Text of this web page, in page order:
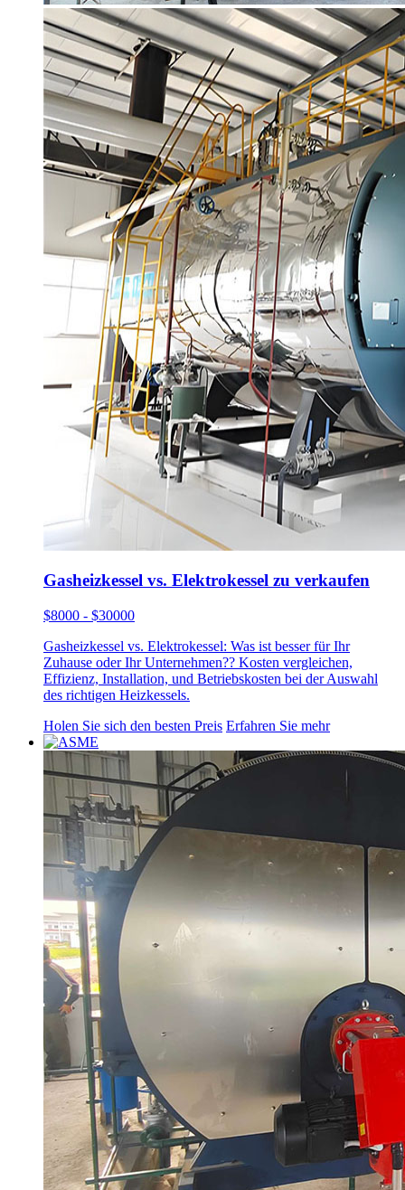
Gasheizkessel vs. Elektrokessel zu verkaufen
$8000 - $30000
Gasheizkessel vs. Elektrokessel: Was ist besser für Ihr
Zuhause oder Ihr Unternehmen?? Kosten vergleichen,
Effizienz, Installation, und Betriebskosten bei der Auswahl
des richtigen Heizkessels.
Holen Sie sich den besten Preis Erfahren Sie mehr